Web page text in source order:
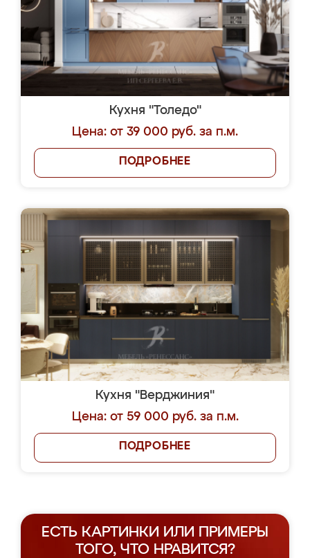
Кухня "Толедо"
Цена: от 39 000 руб. за п.м.
ПОДРОБНЕЕ
Кухня "Верджиния"
Цена: от 59 000 руб. за п.м.
ПОДРОБНЕЕ
ЕСТЬ КАРТИНКИ ИЛИ ПРИМЕРЫ
ТОГО, ЧТО НРАВИТСЯ?